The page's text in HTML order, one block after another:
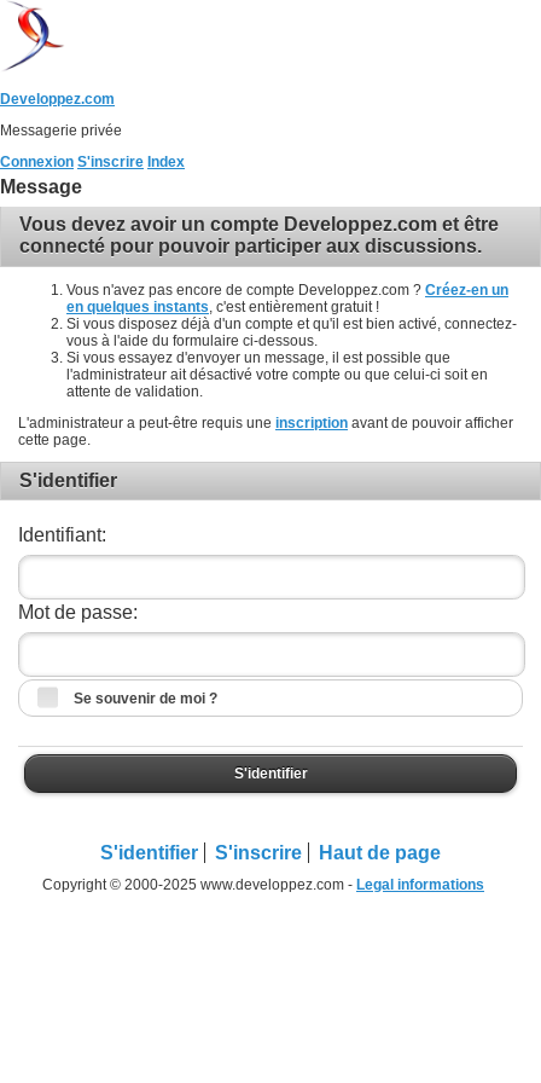
Developpez.com
Messagerie privée
Connexion S'inscrire Index
Message
Vous devez avoir un compte Developpez.com et être
connecté pour pouvoir participer aux discussions.
Vous n'avez pas encore de compte Developpez.com ? Créez-en un
en quelques instants , c'est entièrement gratuit !
Si vous disposez déjà d'un compte et qu'il est bien activé, connectez-
vous à l'aide du formulaire ci-dessous.
Si vous essayez d'envoyer un message, il est possible que
l'administrateur ait désactivé votre compte ou que celui-ci soit en
attente de validation.
L'administrateur a peut-être requis une inscription avant de pouvoir afficher
cette page.
S'identifier
Identifiant:
Mot de passe:
Se souvenir de moi ?
S'identifier
S'identifier S'inscrire Haut de page
Copyright © 2000-2025 www.developpez.com - Legal informations